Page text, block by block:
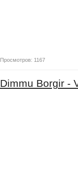
Просмотров: 1167
Dimmu Borgir -